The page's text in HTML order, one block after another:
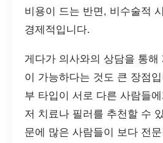
비용이 드는 반면, 비수술적
경제적입니다.
게다가 의사와의 상담을 통해
이 가능하다는 것도 큰 장점
부 타입이 서로 다른 사람들
저 치료나 필러를 추천할 수
문에 많은 사람들이 보다 전